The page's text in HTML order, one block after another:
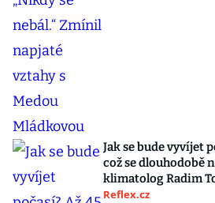
Jak se bude vyvíjet
což se dlouhodobě
klimatolog Radim
Reflex.cz